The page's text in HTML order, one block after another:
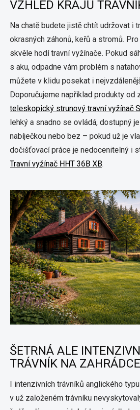
VZHLED KRAJŮ
Na chatě budete jistě chtít udržovat i
okrasných záhonů, keřů a stromů.
skvěle hodí travní vyžínače. Pokud
s aku, odpadne vám problém s
můžete v klidu posekat i
Doporučujeme například produkty od
teleskopický strunový travní vyžínač
lehký a snadno se ovládá, dostupný
nabíječkou nebo bez – pokud už je
dočišťovací práce je nedocenitelný i
Travní vyžínač HHT 36B XB.
ŠETRNÁ ALE
TRÁVNÍK NA ZAHRÁDCE
I intenzivních trávníků anglického
v už založeném trávníku